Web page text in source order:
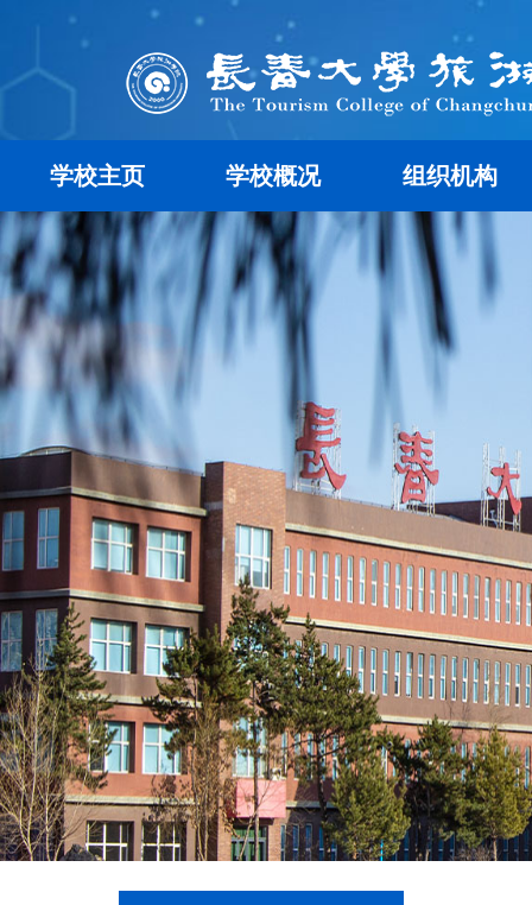
学校主页 学校概况 组织机构